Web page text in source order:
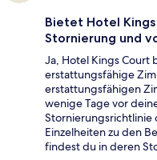
Bietet Hotel
Stornierung und
Ja, Hotel Kings Court
erstattungsfähige
erstattungsfähigen
wenige Tage vor
Stornierungsrichtlinie
Einzelheiten zu den
findest du in deren